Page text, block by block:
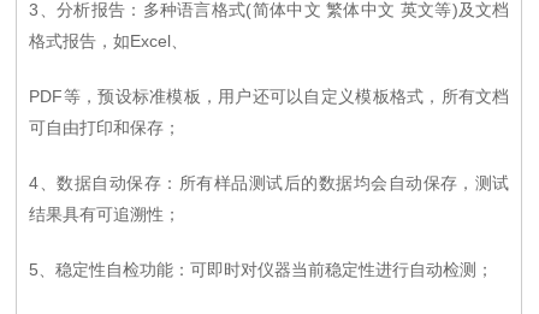
3、分析报告：多种语言格式(简体中文 繁体中文 英文等)及文档
格式报告，如Excel、
PDF等，预设标准模板，用户还可以自定义模板格式，所有文档
可自由打印和保存；
4、数据自动保存：所有样品测试后的数据均会自动保存，测试
结果具有可追溯性；
5、稳定性自检功能：可即时对仪器当前稳定性进行自动检测；